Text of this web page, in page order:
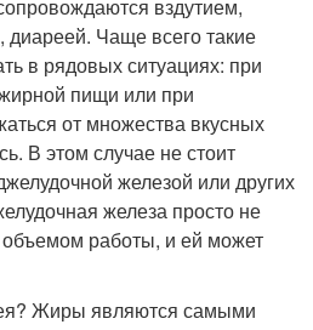
вздутием,
Чаще всего такие
в рядовых ситуациях: при
пищи или при
от множества вкусных
В этом случае не стоит
железой или других
железа просто не
работы, и ей может
Жиры являются самыми